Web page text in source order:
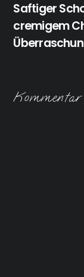
Saftiger
cremigem
Kommentar